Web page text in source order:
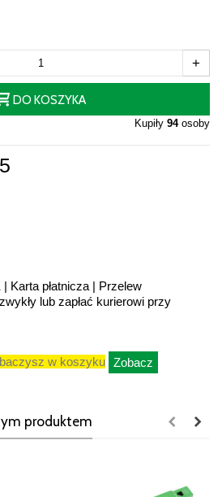
+
DO KOSZYKA
Kupiły 94osoby
Karta płatnicza | Przelew
lub zapłać kurierowi przy
w koszyku Zobacz
produktem